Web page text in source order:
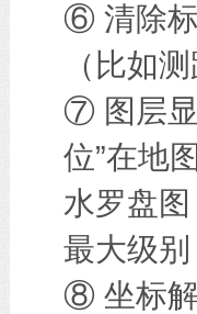
⑥ 清除标
（比如
⑦ 图层显
位”在地
水罗盘
最大级
⑧ 坐标解